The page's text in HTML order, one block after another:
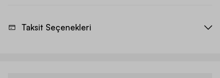
Taksit Seçenekleri